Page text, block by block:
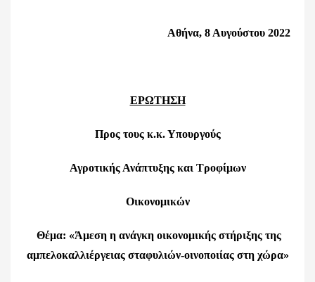
Αθήνα, 8 Αυγούστου 2022
ΕΡΩΤΗΣΗ
Προς τους κ.κ.Υπουργούς
Αγροτικής Ανάπτυξης και Τροφίμων
Οικονομικών
Θέμα: «Άμεση η ανάγκη οικονομικής στήριξης της
αμπελοκαλλιέργειας σταφυλιών-οινοποιίας στη χώρα»